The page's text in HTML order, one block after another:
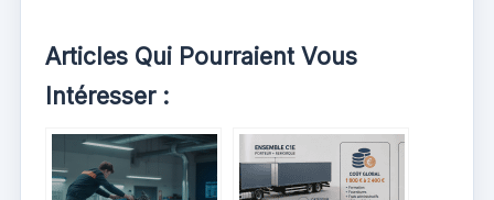
Articles Qui Pourraient Vous
Intéresser :